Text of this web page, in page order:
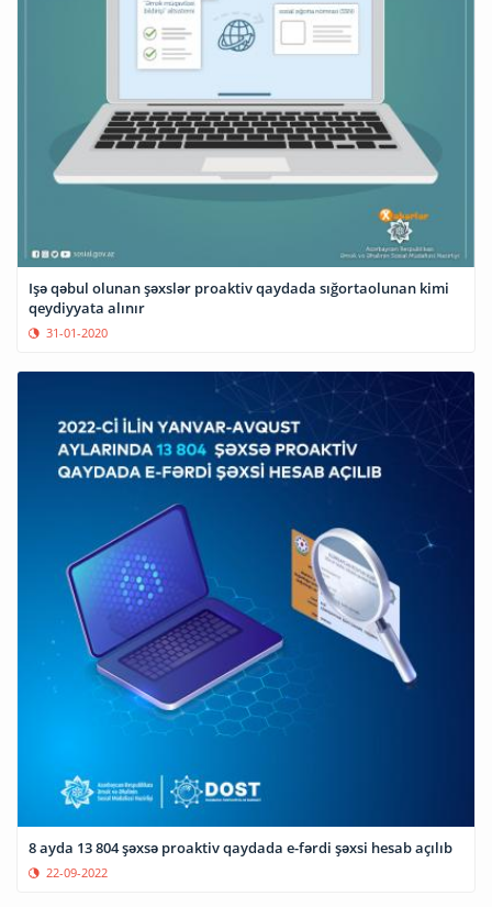
Işə qəbul olunan şəxslər proaktiv qaydada sığortaolunan kimi
qeydiyyata alınır
31-01-2020
8 ayda 13 804 şəxsə proaktiv qaydada e-fərdi şəxsi hesab açılıb
22-09-2022